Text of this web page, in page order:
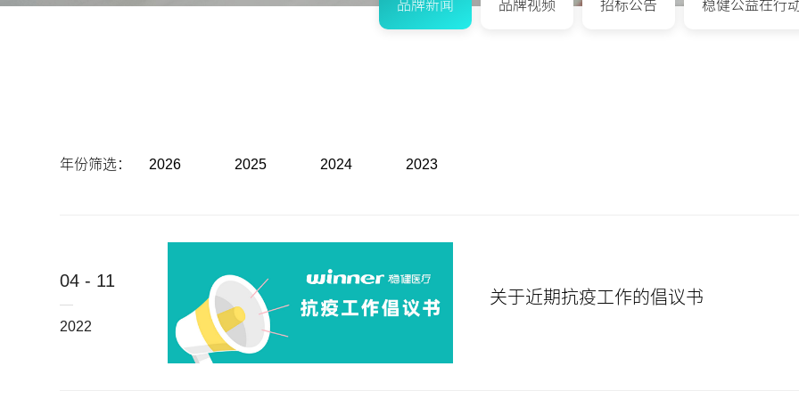
品牌新闻 品牌视频 招标公告 稳健公益在行
年份筛选： 2026 2025 2024 2023
关于近期抗疫工作的倡议书
04 - 11
2022